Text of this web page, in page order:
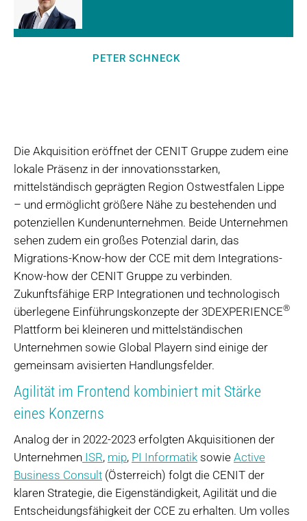
PETER SCHNECK
Die Akquisition eröffnet der CENIT Gruppe zudem eine
lokale Präsenz in der innovationsstarken,
mittelständisch geprägten Region Ostwestfalen Lippe
– und ermöglicht größere Nähe zu bestehenden und
potenziellen Kundenunternehmen. Beide Unternehmen
sehen zudem ein großes Potenzial darin, das
Migrations-Know-how der CCE mit dem Integrations-
Know-how der CENIT Gruppe zu verbinden.
Zukunftsfähige ERP Integrationen und technologisch
überlegene Einführungskonzepte der 3DEXPERIENCE®
Plattform bei kleineren und mittelständischen
Unternehmen sowie Global Playern sind einige der
gemeinsam avisierten Handlungsfelder.
Agilität im Frontend kombiniert mit Stärke
eines Konzerns
Analog der in 2022-2023 erfolgten Akquisitionen der
Unternehmen ISR, mip, PI Informatik sowie Active
Business Consult (Österreich) folgt die CENIT der
klaren Strategie, die Eigenständigkeit, Agilität und die
Entscheidungsfähigkeit der CCE zu erhalten. Um volles